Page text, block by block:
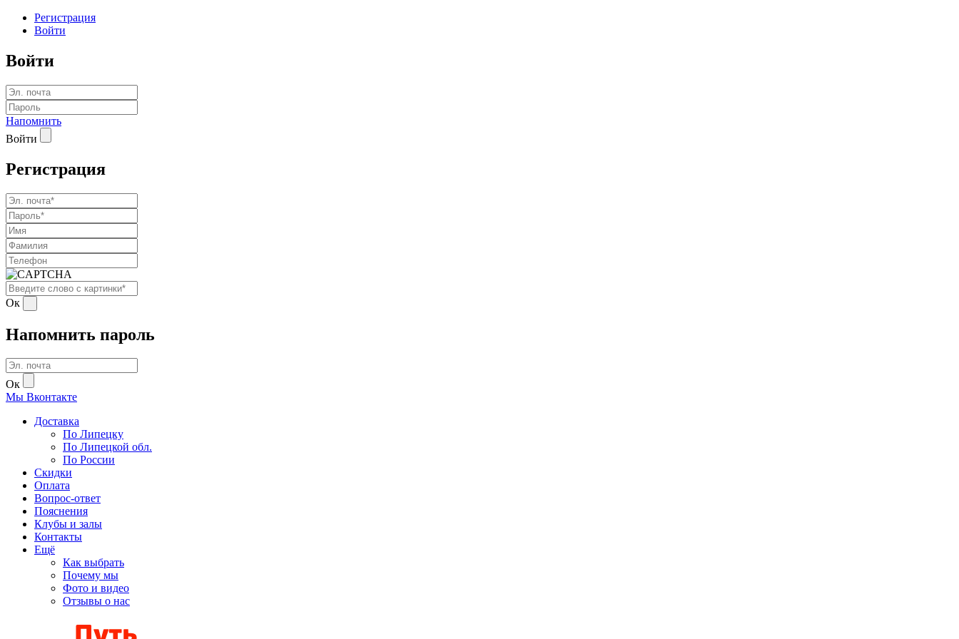
Регистрация
Войти
Войти
Напомнить
Войти
Регистрация
Ок
Напомнить пароль
Ок
Мы Вконтакте
Доставка
По Липецку
По Липецкой обл.
По России
Скидки
Оплата
Вопрос-ответ
Пояснения
Клубы и залы
Контакты
Ещё
Как выбрать
Почему мы
Фото и видео
Отзывы о нас